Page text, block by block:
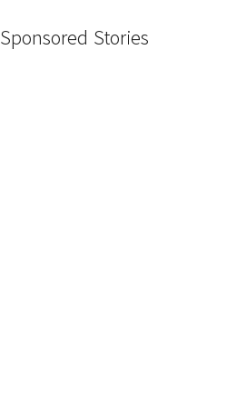
Sponsored Stories